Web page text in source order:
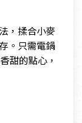
，揉合小麥
。只需電鍋
甜的點心，